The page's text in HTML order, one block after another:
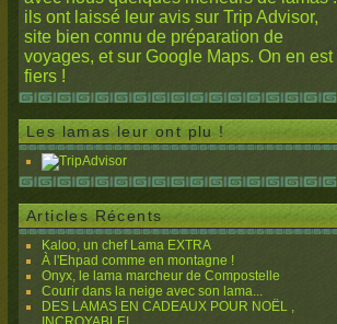
ils ont laissé leur avis sur Trip Advisor,
site bien connu de préparation de
voyages, et sur Google Maps. On en est
fiers !
Les lamas leur ont plu !
Articles Récents
Kaloo, un chef Lama EXTRA
À l'Ehpad comme en montagne !
Onyx, le lama marcheur de Compostelle
Courir dans la neige avec son lama...
DES LAMAS EN CADEAUX POUR NOËL ,